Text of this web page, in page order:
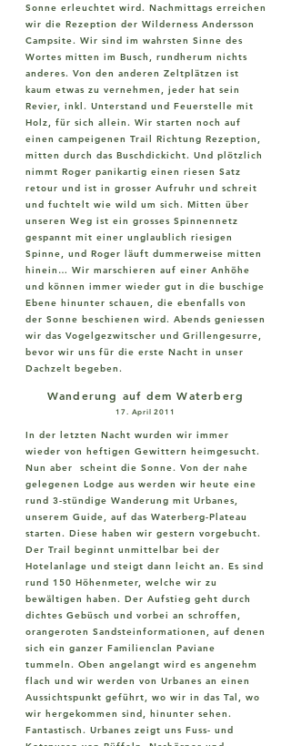
Sonne erleuchtet wird. Nachmittags erreichen
wir die Rezeption der Wilderness Andersson
Campsite. Wir sind im wahrsten Sinne des
Wortes mitten im Busch, rundherum nichts
anderes. Von den anderen Zeltplätzen ist
kaum etwas zu vernehmen, jeder hat sein
Revier, inkl. Unterstand und Feuerstelle mit
Holz, für sich allein. Wir starten noch auf
einen campeigenen Trail Richtung Rezeption,
mitten durch das Buschdickicht. Und plötzlich
nimmt Roger panikartig einen riesen Satz
retour und ist in grosser Aufruhr und schreit
und fuchtelt wie wild um sich. Mitten über
unseren Weg ist ein grosses Spinnennetz
gespannt mit einer unglaublich riesigen
Spinne, und Roger läuft dummerweise mitten
hinein… Wir marschieren auf einer Anhöhe
und können immer wieder gut in die buschige
Ebene hinunter schauen, die ebenfalls von
der Sonne beschienen wird. Abends geniessen
wir das Vogelgezwitscher und Grillengesurre,
bevor wir uns für die erste Nacht in unser
Dachzelt begeben.
Wanderung auf dem Waterberg
17. April 2011
In der letzten Nacht wurden wir immer
wieder von heftigen Gewittern heimgesucht.
Nun aber scheint die Sonne. Von der nahe
gelegenen Lodge aus werden wir heute eine
rund 3-stündige Wanderung mit Urbanes,
unserem Guide, auf das Waterberg-Plateau
starten. Diese haben wir gestern vorgebucht.
Der Trail beginnt unmittelbar bei der
Hotelanlage und steigt dann leicht an. Es sind
rund 150 Höhenmeter, welche wir zu
bewältigen haben. Der Aufstieg geht durch
dichtes Gebüsch und vorbei an schroffen,
orangeroten Sandsteinformationen, auf denen
sich ein ganzer Familienclan Paviane
tummeln. Oben angelangt wird es angenehm
flach und wir werden von Urbanes an einen
Aussichtspunkt geführt, wo wir in das Tal, wo
wir hergekommen sind, hinunter sehen.
Fantastisch. Urbanes zeigt uns Fuss- und